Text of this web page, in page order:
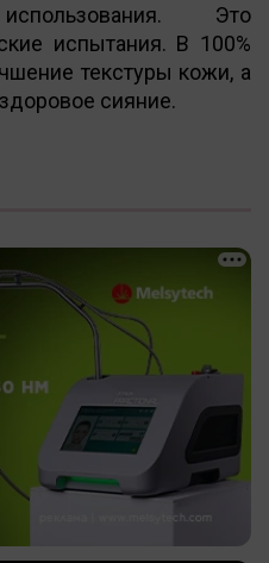
Это
испытания. В 100%
текстуры кожи, а
сияние.